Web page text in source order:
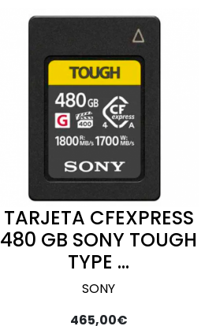
TARJETA CFEXPRESS
480 GB SONY TOUGH
TYPE …
SONY
465,00€